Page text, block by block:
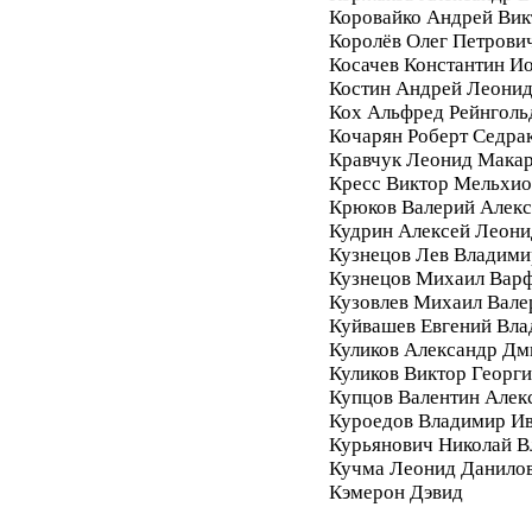
Коровайко Андрей
Королёв Олег
Косачев Константин
Костин Андрей
Кох Альфред
Кочарян Роберт
Кравчук Леонид
Кресс Виктор
Крюков Валерий
Кудрин Алексей
Кузнецов Лев
Кузнецов Михаил
Кузовлев Михаил
Куйвашев Евгений
Куликов Александр
Куликов Виктор
Купцов Валентин
Куроедов Владимир
Курьянович Николай
Кучма Леонид
Кэмерон Дэвид